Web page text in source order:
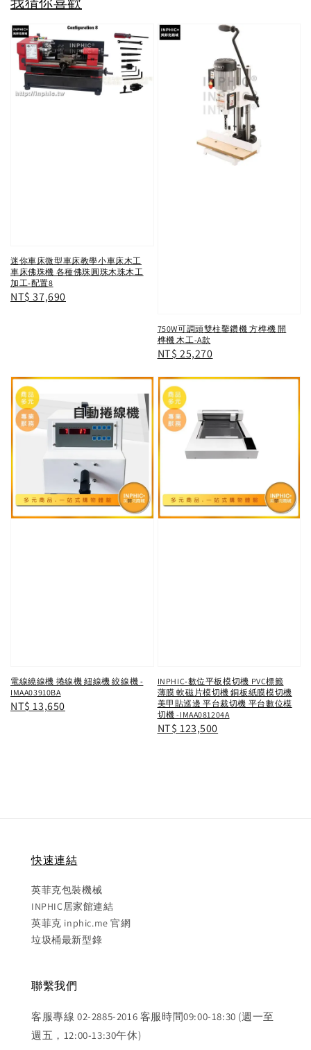
迷你車床微型車床教學小車床木工
車床佛珠機 各種佛珠圓珠木珠木工
加工-配置8
Regular
NT$ 37,690
750W可調頭雙柱鑿鑽機 方榫機 開
榫機 木工-A款
Regular
NT$ 25,270
電線繞線機 捲線機 紐線機 絞線機 -
IMAA03910BA
Regular
NT$ 13,650
INPHIC-數位平板模切機 PVC標籤
薄膜 軟磁片模切機 銅板紙膜模切機
美甲貼巡邊 平台裁切機 平台數位模
切機 -IMAA081204A
Regular
NT$ 123,500
快速連結
英菲克包裝機械
INPHIC居家館連結
英菲克 inphic.me 官網
垃圾桶最新型錄
聯繫我們
客服專線 02-2885-2016 客服時間09:00-18:30 (週一至
週五，12:00-13:30午休)